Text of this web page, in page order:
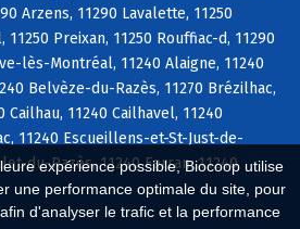
expérience possible, Biocoop utilise
une performance optimale du site, pour
d'analyser le trafic et la performance
Arzens, 11290 Lavalette, 11250
Preixan, 11250 Rouffiac-d, 11290
lès-Montréal, 11240 Alaigne, 11240
Belvèze-du-Razès, 11270 Brézilhac,
11240 Cailhavel, 11240
11240 Escueillens-et-St-Just-de-
du-Razès, 11240 Ferran, 11240